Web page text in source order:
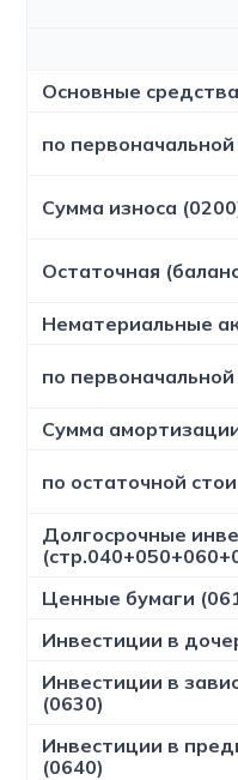
Основные
по
Сумма износа
Остаточная
Нематериальные
по
Сумма
по остаточной
Долгосрочные
Ценные бумаги
Инвестиции в
Инвестиции в
(0630)
Инвестиции в
(0640)